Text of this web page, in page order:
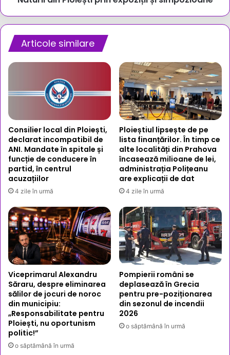
Articole similare
Consilier local din Ploiești,
declarat incompatibil de
ANI. Mandate în spitale și
funcție de conducere în
partid, în centrul
acuzațiilor
4 zile în urmă
Ploieștiul lipsește de pe
lista finanțărilor. În timp ce
alte localități din Prahova
încasează milioane de lei,
administrația Polițeanu
are explicații de dat
4 zile în urmă
Viceprimarul Alexandru
Săraru, despre eliminarea
sălilor de jocuri de noroc
din municipiu:
„Responsabilitate pentru
Ploiești, nu oportunism
politic!”
o săptămână în urmă
Pompierii români se
deplasează în Grecia
pentru pre-poziționarea
din sezonul de incendii
2026
o săptămână în urmă